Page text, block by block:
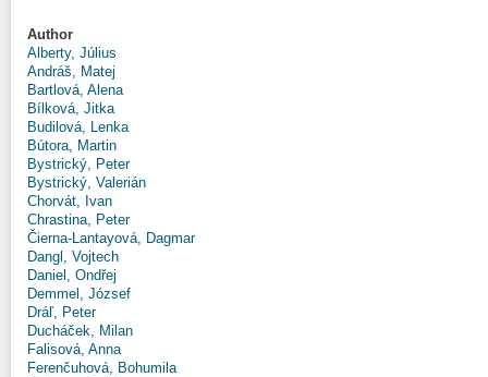
Author
Alberty, Július
Andráš, Matej
Bartlová, Alena
Bílková, Jitka
Budilová, Lenka
Bútora, Martin
Bystrický, Peter
Bystrický, Valerián
Chorvát, Ivan
Chrastina, Peter
Čierna-Lantayová, Dagmar
Dangl, Vojtech
Daniel, Ondřej
Demmel, József
Dráľ, Peter
Ducháček, Milan
Falisová, Anna
Ferenčuhová, Bohumila